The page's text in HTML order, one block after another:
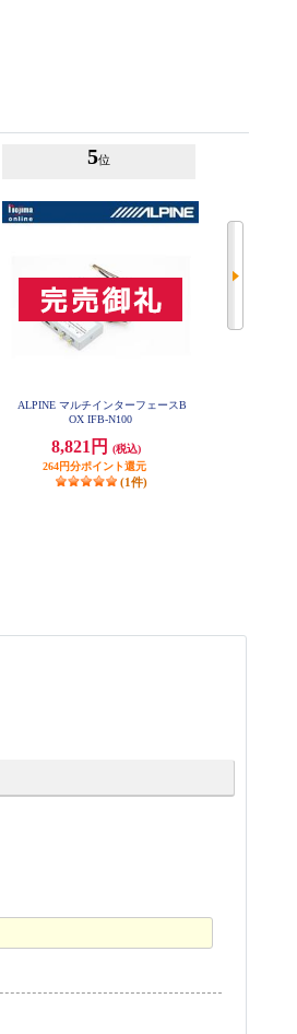
5位
ALPINE マルチインターフェースB
OX IFB-N100
8,821円
(税込)
264円分ポイント還元
(1件)